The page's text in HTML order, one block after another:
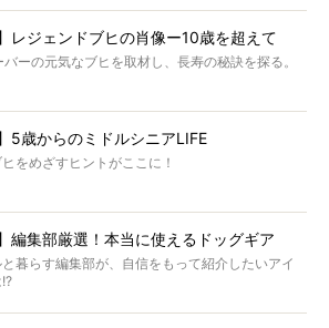
レジェンドブヒの肖像ー10歳を超えて
ーの元気なブヒを取材し、長寿の秘訣を探る。
5歳からのミドルシニアLIFE
をめざすヒントがここに！
編集部厳選！本当に使えるドッグギア
暮らす編集部が、自信をもって紹介したいアイ